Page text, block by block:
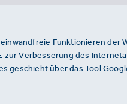
Funktionieren
zur Verbesserung des
geschieht über das Tool